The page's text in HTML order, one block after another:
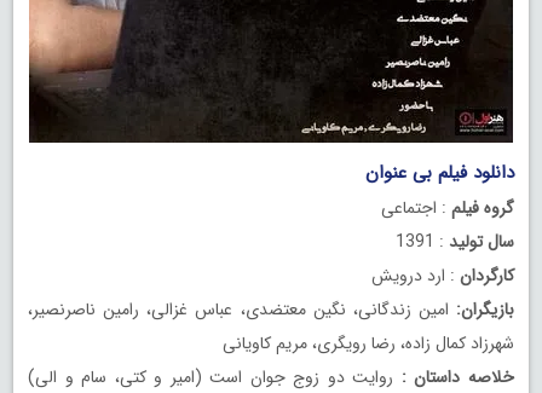
دانلود فیلم بی عنوان
گروه فیلم : اجتماعی
سال تولید : 1391
کارگردان : ارد درویش
بازیگران: امین زندگانی، نگین معتضدی، عباس غزالی، رامین ناصرنصیر،
شهرزاد کمال زاده، رضا رویگری، مریم کاویانی
خلاصه داستان : روایت دو زوج جوان است (امیر و کتی، سام و الی)